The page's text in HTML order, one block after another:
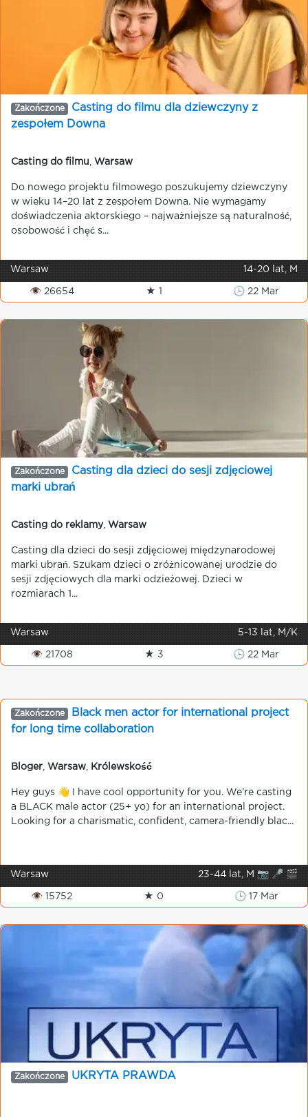
Zakończone
Casting do filmu dla dziewczyny z
zespołem Downa
Casting do filmu Warsaw
Do nowego projektu filmowego poszukujemy dziewczyny
w wieku 14–20 lat z zespołem Downa. Nie wymagamy
doświadczenia aktorskiego – najważniejsze są naturalność,
osobowość i chęć s...
Warsaw 14-20 lat, M
👁 26654 ★ 1 🕒 22 Mar
Zakończone
Casting dla dzieci do sesji zdjęciowej
marki ubrań
Casting do reklamy, Warsaw
Casting dla dzieci do sesji zdjęciowej międzynarodowej
marki ubrań. Szukam dzieci o zróżnicowanej urodzie do
sesji zdjęciowych dla marki odzieżowej. Dzieci w
rozmiarach 1...
Warsaw 5-13 lat, M/K
👁 21708 ★ 3 🕒 22 Mar
Zakończone
Black men actor for international project
for long time collaboration
Bloger Warsaw Królewskość
Hey guys 👋 I have cool opportunity for you. We’re casting
a BLACK male actor (25+ yo) for an international project.
Looking for a charismatic, confident, camera-friendly blac...
Warsaw 23-44 lat, M 📷 🎤 🎬
👁 15752 ★ 0 🕒 17 Mar
Zakończone UKRYTA PRAWDA